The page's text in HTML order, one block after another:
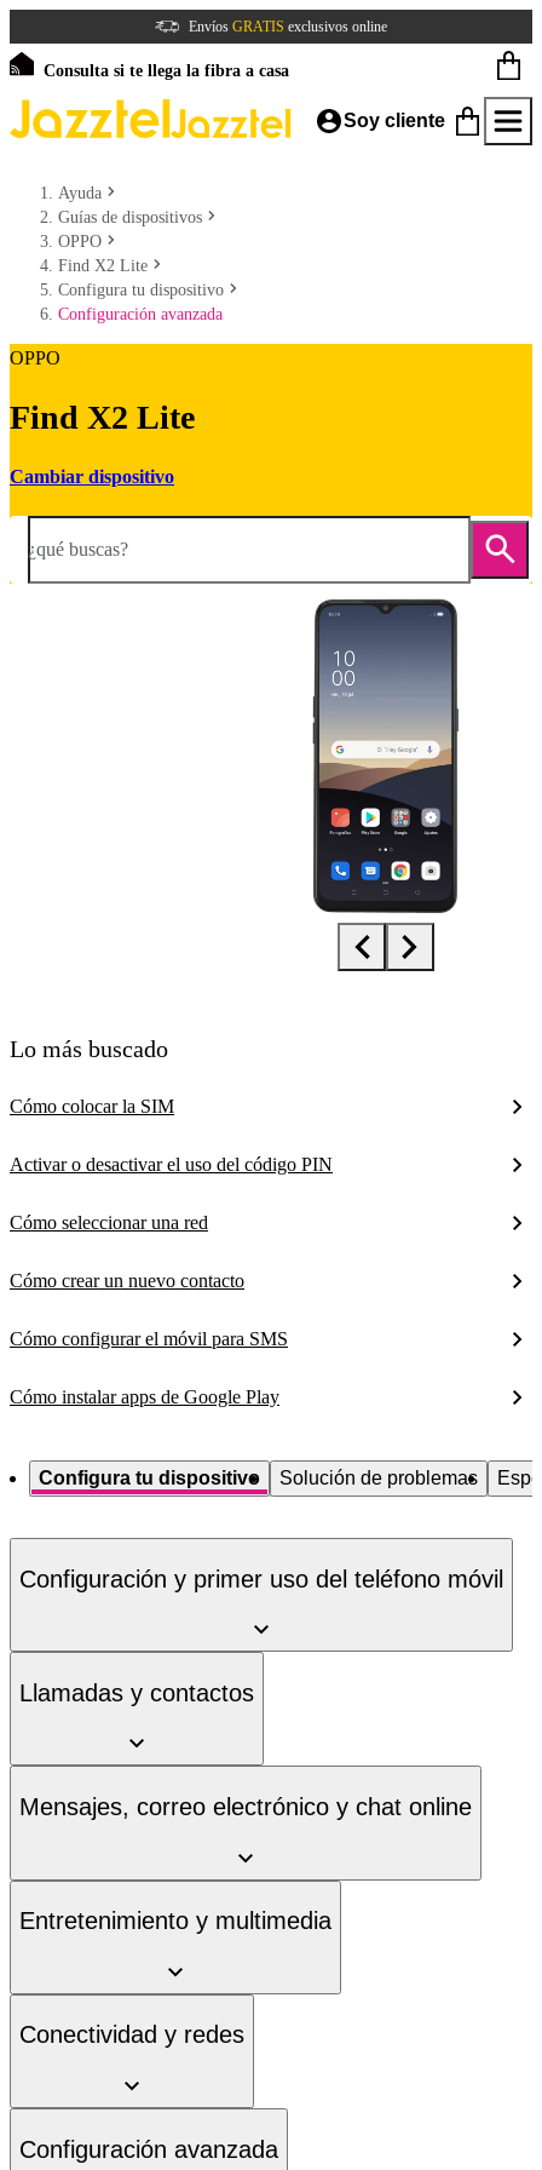
Envíos GRATIS exclusivos online
Consulta si te llega la fibra a casa
Soy cliente
Ayuda
Guías de dispositivos
OPPO
Find X2 Lite
Configura tu dispositivo
Configuración avanzada
OPPO
Find X2 Lite
Cambiar dispositivo
¿qué buscas?
Lo más buscado
Cómo colocar la SIM
Activar o desactivar el uso del código PIN
Cómo seleccionar una red
Cómo crear un nuevo contacto
Cómo configurar el móvil para SMS
Cómo instalar apps de Google Play
Configura tu dispositivo Solución de problemas
Configuración y primer uso del teléfono móvil
Llamadas y contactos
Mensajes, correo electrónico y chat online
Entretenimiento y multimedia
Conectividad y redes
Configuración avanzada